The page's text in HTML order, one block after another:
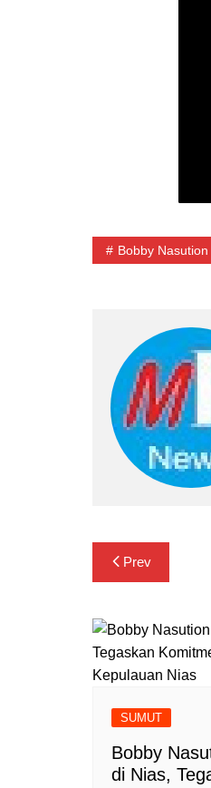
Bobby Nasution
Navigasi
pos
Prev
SUMUT
Bobby
di Nias,